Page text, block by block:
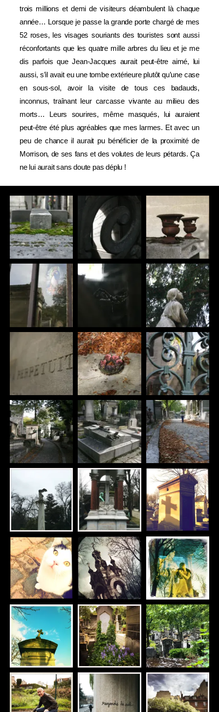
trois millions et demi de visiteurs déambulent là chaque
année… Lorsque je passe la grande porte chargé de mes
52 roses, les visages souriants des touristes sont aussi
réconfortants que les quatre mille arbres du lieu et je me
dis parfois que Jean-Jacques aurait peut-être aimé, lui
aussi, s’il avait eu une tombe extérieure plutôt qu’une case
en sous-sol, avoir la visite de tous ces badauds,
inconnus, traînant leur carcasse vivante au milieu des
morts… Leurs sourires, même masqués, lui auraient
peut-être été plus agréables que mes larmes. Et avec un
peu de chance il aurait pu bénéficier de la proximité de
Morrison, de ses fans et des volutes de leurs pétards. Ça
ne lui aurait sans doute pas déplu !